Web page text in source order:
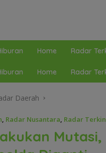
Home Radar
Home Radar
Daerah
, Radar Nusantara, Radar